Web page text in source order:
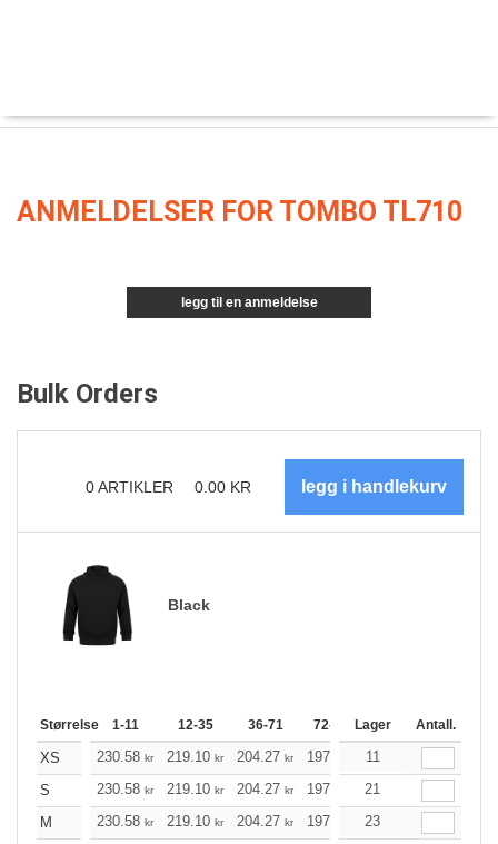
ANMELDELSER FOR TOMBO TL710
legg til en anmeldelse
Bulk Orders
0ARTIKLER 0.00 KR
Black
Størrelse 1-11 12-35 36-71 72-143 144-287
Lager Antall.
XS 230.58 kr 219.10 kr 204.27 kr 197.69 187.77
11
S
230.58 kr 219.10 kr 204.27 kr 197.69 187.77
21
M
230.58 kr 219.10 kr 204.27 kr 197.69 187.77
23